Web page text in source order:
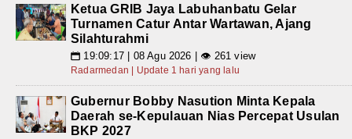
Ketua GRIB Jaya Labuhanbatu Gelar
Turnamen Catur Antar Wartawan, Ajang
Silahturahmi
📅 19:09:17 | 08 Agu 2026 | 👁 261 view
Radarmedan | Update 1 hari yang lalu
Gubernur Bobby Nasution Minta Kepala
Daerah se-Kepulauan Nias Percepat Usulan
BKP 2027